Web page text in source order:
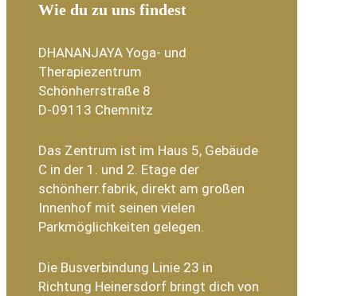
Wie du zu uns findest
DHANANJAYA Yoga- und
Therapiezentrum
Schönherrstraße 8
D-09113 Chemnitz
Das Zentrum ist im Haus 5, Gebäude
C in der 1. und 2. Etage der
schönherr.fabrik, direkt am großen
Innenhof mit seinen vielen
Parkmöglichkeiten gelegen.
Die Busverbindung Linie 23 in
Richtung Heinersdorf bringt dich von